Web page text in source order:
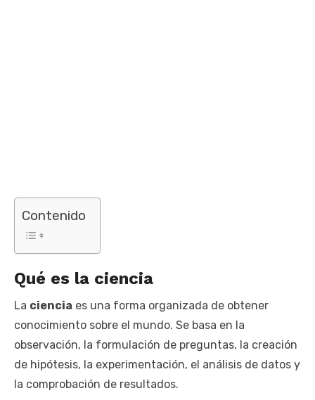
Contenido
Qué es la ciencia
La ciencia es una forma organizada de obtener
conocimiento sobre el mundo. Se basa en la
observación, la formulación de preguntas, la creación
de hipótesis, la experimentación, el análisis de datos y
la comprobación de resultados.